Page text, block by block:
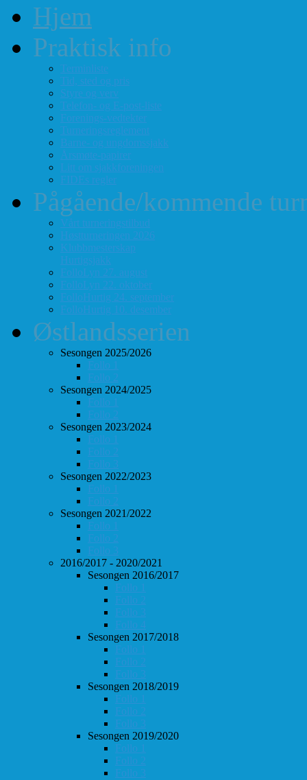
Hjem
Praktisk info
Terminliste
Tid, sted og pris
Styre og verv
Telefon- og E-post-liste
Forenings-vedtekter
Turneringsreglement
Barne- og ungdomssjakk
Årsmøte-papirer
Litt om sjakkforeningen
FIDEs regler
Pågående/kommende
Vårt turneringstilbud
Høstturneringen 2026
Klubbmesterskap
Hurtigsjakk
FolloLyn 27. august
FolloLyn 22. oktober
FolloHurtig 24. september
FolloHurtig 10. desember
Østlandsserien
Sesongen 2025/2026
Follo 1
Follo 2
Sesongen 2024/2025
Follo 1
Follo 2
Sesongen 2023/2024
Follo 1
Follo 2
Follo 3
Sesongen 2022/2023
Follo 1
Follo 2
Sesongen 2021/2022
Follo 1
Follo 2
Follo 3
2016/2017 - 2020/2021
Sesongen 2016/2017
Follo 1
Follo 2
Follo 3
Follo 4
Sesongen 2017/2018
Follo 1
Follo 2
Follo 3
Sesongen 2018/2019
Follo 1
Follo 2
Follo 3
Sesongen 2019/2020
Follo 1
Follo 2
Follo 3